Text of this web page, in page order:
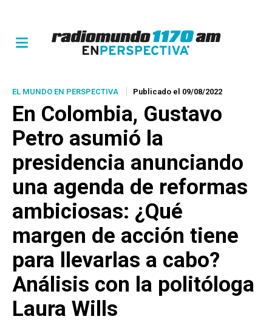
EL MUNDO EN PERSPECTIVA Publicado el 09/08/2022
En Colombia, Gustavo
Petro asumió la
presidencia anunciando
una agenda de reformas
ambiciosas: ¿Qué
margen de acción tiene
para llevarlas a cabo?
Análisis con la politóloga
Laura Wills